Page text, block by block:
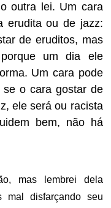
outra lei. Um cara
erudita ou de jazz:
de eruditos, mas
um dia ele
Um cara pode
o cara gostar de
ele será ou racista
bem, não há
mas lembrei dela
mal disfarçando seu